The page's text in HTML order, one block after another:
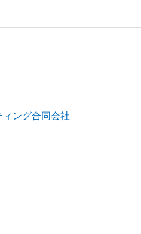
SEOが必
認定スクール
ング合同会社